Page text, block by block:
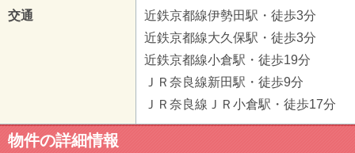
交通
近鉄京都線伊勢田駅・徒歩3分
近鉄京都線大久保駅・徒歩3分
近鉄京都線小倉駅・徒歩19分
ＪＲ奈良線新田駅・徒歩9分
ＪＲ奈良線ＪＲ小倉駅・徒歩17分
物件の詳細情報